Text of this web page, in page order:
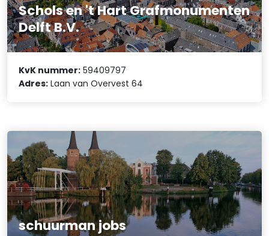
Schols en 't Hart Grafmonumenten
Delft B.V.
KvK nummer: 59409797
Adres: Laan van Overvest 64
schuurman jobs